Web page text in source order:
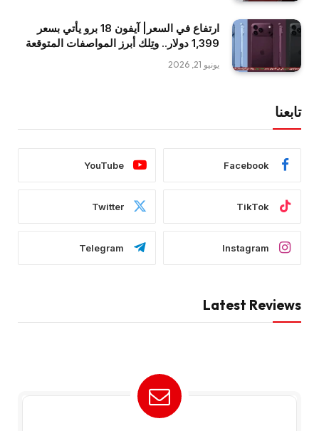
ارتفاع في السعر| آيفون 18 برو يأتي بسعر
1,399 دولار.. وتِلك أبرز المواصفات المتوقعة
يونيو 21, 2026
تابعنا
Facebook
YouTube
TikTok
Twitter
Instagram
Telegram
Latest Reviews